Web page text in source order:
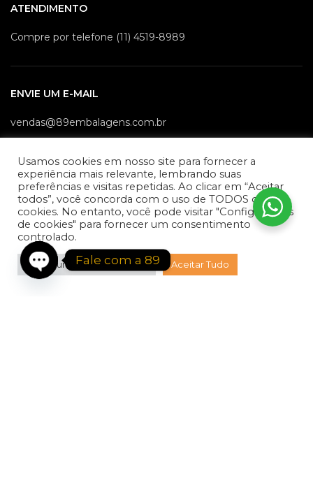
ATENDIMENTO
Compre por telefone (11) 4519-8989
ENVIE UM E-MAIL
vendas@89embalagens.com.br
ONDE ESTAMOS
Av. José Moreira, 291 – Jardim Quarto Centenario, Mauá –
SP, 09341-120
Usamos cookies em nosso site para fornecer a
experiência mais relevante, lembrando suas
preferências e visitas repetidas. Ao clicar em “Aceitar
todos”, você concorda com o uso de TODOS os
cookies. No entanto, você pode visitar "Configurações
de cookies" para fornecer um consentimento
controlado.
Configurações de Cookies Aceitar Tudo
Fale com a 89